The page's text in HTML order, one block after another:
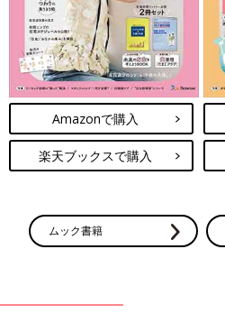
Amazonで購入
楽天ブックスで購入
ムック書籍